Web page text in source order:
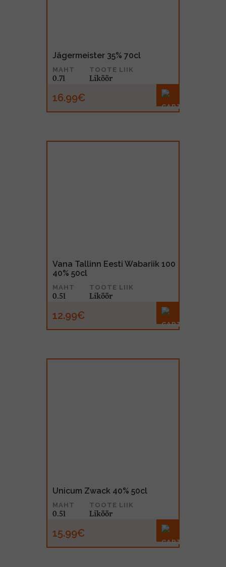
Jägermeister 35% 70cl
MAHT
0.7l
TOOTE LIIK
Liköör
16.99€
Vana Tallinn Eesti Wabariik 100
40% 50cl
MAHT
0.5l
TOOTE LIIK
Liköör
12.99€
Unicum Zwack 40% 50cl
MAHT
0.5l
TOOTE LIIK
Liköör
15.99€